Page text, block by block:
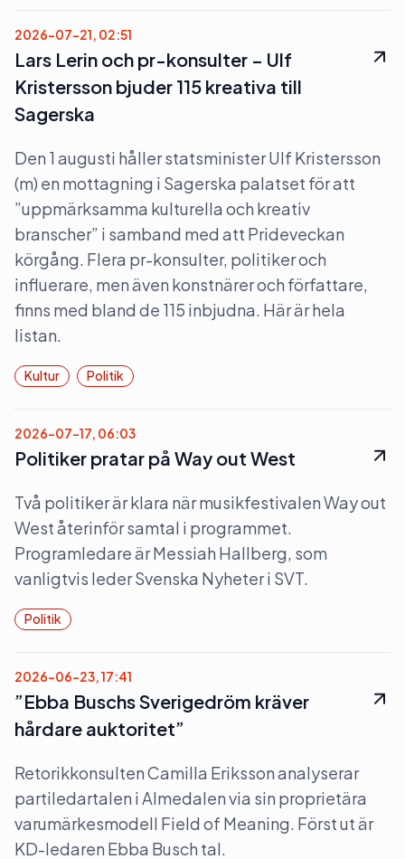
2026-07-21, 02:51
Lars Lerin och pr-konsulter – Ulf
Kristersson bjuder 115 kreativa till
Sagerska
Den 1 augusti håller statsminister Ulf Kristersson
(m) en mottagning i Sagerska palatset för att
”uppmärksamma kulturella och kreativ
branscher” i samband med att Prideveckan
körgång. Flera pr-konsulter, politiker och
influerare, men även konstnärer och författare,
finns med bland de 115 inbjudna. Här är hela
listan.
Kultur Politik
2026-07-17, 06:03
Politiker pratar på Way out West
Två politiker är klara när musikfestivalen Way out
West återinför samtal i programmet.
Programledare är Messiah Hallberg, som
vanligtvis leder Svenska Nyheter i SVT.
Politik
2026-06-23, 17:41
”Ebba Buschs Sverigedröm kräver
hårdare auktoritet”
Retorikkonsulten Camilla Eriksson analyserar
partiledartalen i Almedalen via sin proprietära
varumärkesmodell Field of Meaning. Först ut är
KD-ledaren Ebba Busch tal.